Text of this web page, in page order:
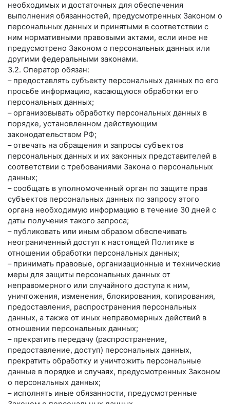
необходимых и достаточных для обеспечения
выполнения обязанностей, предусмотренных Законом о
персональных данных и принятыми в соответствии с
ним нормативными правовыми актами, если иное не
предусмотрено Законом о персональных данных или
другими федеральными законами.
3.2. Оператор обязан:
– предоставлять субъекту персональных данных по его
просьбе информацию, касающуюся обработки его
персональных данных;
– организовывать обработку персональных данных в
порядке, установленном действующим
законодательством РФ;
– отвечать на обращения и запросы субъектов
персональных данных и их законных представителей в
соответствии с требованиями Закона о персональных
данных;
– сообщать в уполномоченный орган по защите прав
субъектов персональных данных по запросу этого
органа необходимую информацию в течение 30 дней с
даты получения такого запроса;
– публиковать или иным образом обеспечивать
неограниченный доступ к настоящей Политике в
отношении обработки персональных данных;
– принимать правовые, организационные и технические
меры для защиты персональных данных от
неправомерного или случайного доступа к ним,
уничтожения, изменения, блокирования, копирования,
предоставления, распространения персональных
данных, а также от иных неправомерных действий в
отношении персональных данных;
– прекратить передачу (распространение,
предоставление, доступ) персональных данных,
прекратить обработку и уничтожить персональные
данные в порядке и случаях, предусмотренных Законом
о персональных данных;
– исполнять иные обязанности, предусмотренные